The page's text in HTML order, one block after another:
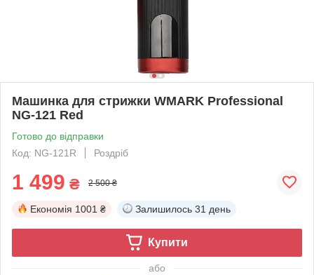
Машинка для стрижки WMARK Professional
NG-121 Red
Готово до відправки
Код: NG-121R
Роздріб
1 499 ₴ 2 500 ₴
Економія 1001 ₴ Залишилось 31 день
Купити
або